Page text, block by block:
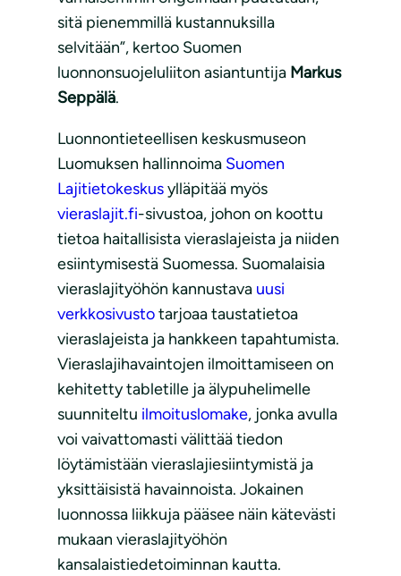
sitä pienemmillä kustannuksilla
selvitään”, kertoo Suomen
luonnonsuojeluliiton asiantuntija Markus
Seppälä.
Luonnontieteellisen keskusmuseon
Luomuksen hallinnoima Suomen
Lajitietokeskusylläpitää myös
vieraslajit.fi-sivustoa, johon on koottu
tietoa haitallisista vieraslajeista ja niiden
esiintymisestä Suomessa. Suomalaisia
vieraslajityöhön kannustava uusi
verkkosivustotarjoaa taustatietoa
vieraslajeista ja hankkeen tapahtumista.
Vieraslajihavaintojen ilmoittamiseen on
kehitetty tabletille ja älypuhelimelle
suunniteltu ilmoituslomake, jonka avulla
voi vaivattomasti välittää tiedon
löytämistään vieraslajiesiintymistä ja
yksittäisistä havainnoista. Jokainen
luonnossa liikkuja pääsee näin kätevästi
mukaan vieraslajityöhön
kansalaistiedetoiminnan kautta.